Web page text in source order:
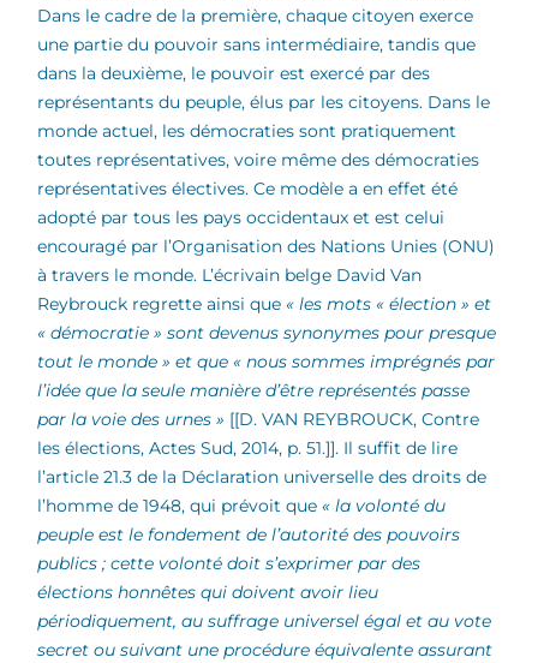
Dans le cadre de la première, chaque citoyen exerce
une partie du pouvoir sans intermédiaire, tandis que
dans la deuxième, le pouvoir est exercé par des
représentants du peuple, élus par les citoyens. Dans le
monde actuel, les démocraties sont pratiquement
toutes représentatives, voire même des démocraties
représentatives électives. Ce modèle a en effet été
adopté par tous les pays occidentaux et est celui
encouragé par l’Organisation des Nations Unies (ONU)
à travers le monde. L’écrivain belge David Van
Reybrouck regrette ainsi que« les mots « élection » et
« démocratie » sont devenus synonymes pour presque
tout le monde » et que « nous sommes imprégnés par
l’idée que la seule manière d’être représentés passe
par la voie des urnes » [[D. VAN REYBROUCK, Contre
les élections, Actes Sud, 2014, p. 51.]]. Il suffit de lire
l’article 21.3 de la Déclaration universelle des droits de
l’homme de 1948, qui prévoit que« la volonté du
peuple est le fondement de l’autorité des pouvoirs
publics ; cette volonté doit s’exprimer par des
élections honnêtes qui doivent avoir lieu
périodiquement, au suffrage universel égal et au vote
secret ou suivant une procédure équivalente assurant